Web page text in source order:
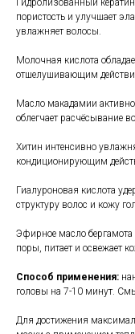
Гидролизованный
пористость и улучшает
увлажняет волосы.
Молочная кислота
отшелушивающим
Масло макадамии активно
облегчает расчёсывание
Хитин интенсивно
кондиционирующим
Гиалуроновая кислота
структуру волос и кожу
Эфирное масло бергамота
поры, питает и освежает
Способ применения:
головы на 7-10 минут.
Для достижения